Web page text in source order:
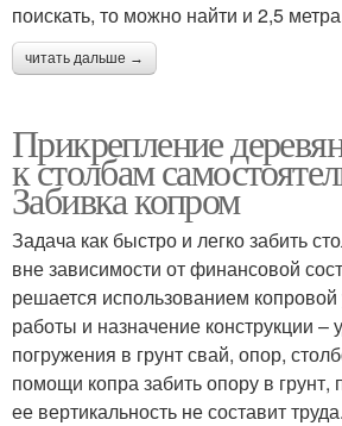
поискать, то можно найти и 2,5
читать дальше →
Прикрепление
к столбам
Забивка копром
Задача как быстро и легко забить
вне зависимости от финансовой
решается использованием
работы и назначение конструкции –
погружения в грунт свай, опор,
помощи копра забить опору в
ее вертикальность не составит труда.